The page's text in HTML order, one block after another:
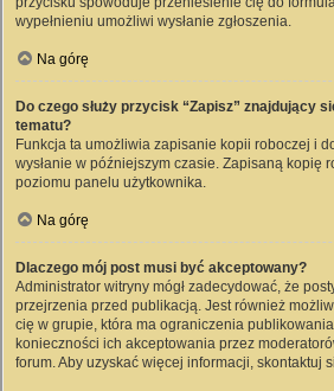
wypełnieniu umożliwi wysłanie zgłoszenia.
Na górę
Do czego służy przycisk “Zapisz” znajdujący
tematu?
Funkcja ta umożliwia zapisanie kopii roboczej i
wysłanie w późniejszym czasie. Zapisaną kopię
poziomu panelu użytkownika.
Na górę
Dlaczego mój post musi być akceptowany?
Administrator witryny mógł zadecydować, że
przejrzenia przed publikacją. Jest również
cię w grupie, która ma ograniczenia
konieczności ich akceptowania przez
forum. Aby uzyskać więcej informacji, skontaktuj